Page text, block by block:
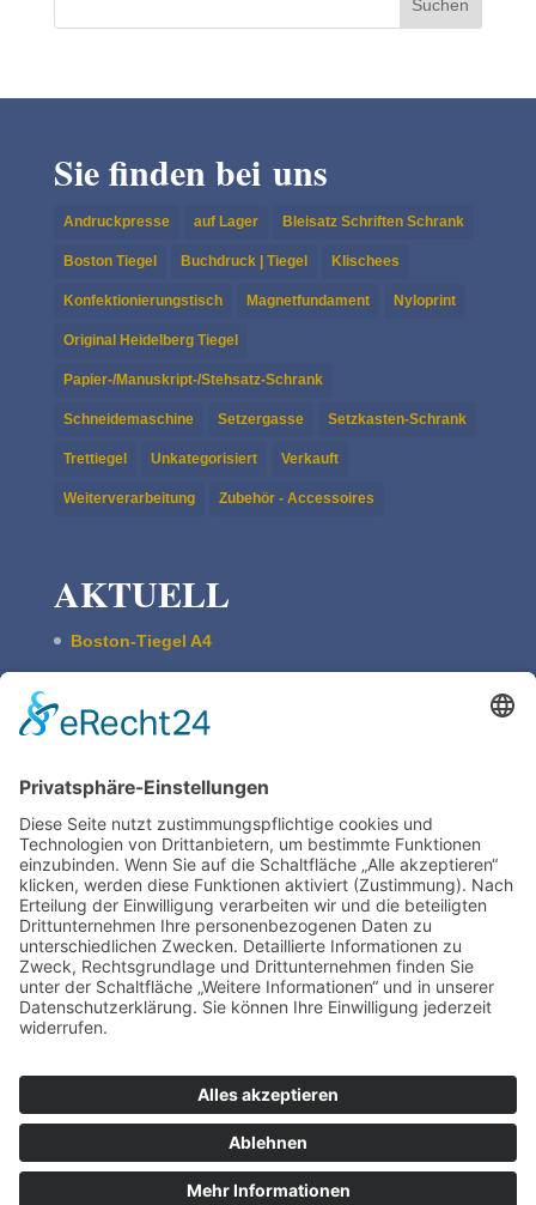
Sie finden bei uns
Andruckpresse auf Lager Bleisatz Schriften Schrank
Boston Tiegel Buchdruck | Tiegel Klischees
Konfektionierungstisch Magnetfundament Nyloprint
Original Heidelberg Tiegel
Papier-/Manuskript-/Stehsatz-Schrank
Schneidemaschine Setzergasse Setzkasten-Schrank
Trettiegel Unkategorisiert Verkauft
Weiterverarbeitung Zubehör - Accessoires
AKTUELL
Boston-Tiegel A4
ASBERN Radier­presse
Boston Tiegel W. Harth & Co.
Impres­sum
Daten­schutz | Legal
Train­ing
Grafische Maschinen | 15370 Fredersdorf near
Berlin | Germanywww.bertrammachines.com